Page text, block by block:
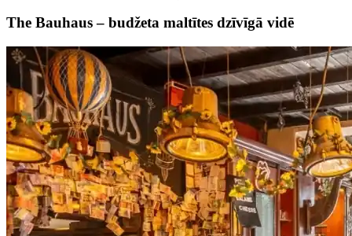
The Bauhaus – budžeta maltītes dzīvīgā vidē